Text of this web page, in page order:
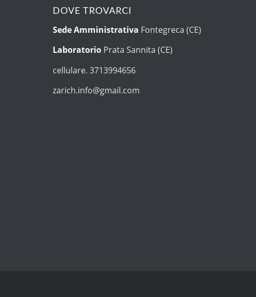
DOVE TROVARCI
Sede Amministrativa Fontegreca (CE)
Laboratorio Prata Sannita (CE)
cellulare. 3713994656
zarich.info@gmail.com